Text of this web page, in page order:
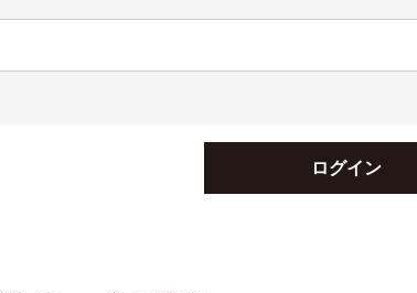
ログイン